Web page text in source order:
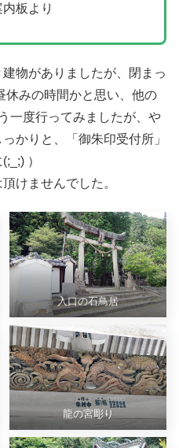
り
物がありましたが、閉まっ
休みの時間かと思い、他の
一度行ってみましたが、や
かりと、「御朱印受付所」
）
けませんでした。
入口の石鳥居
龍の宮彫り